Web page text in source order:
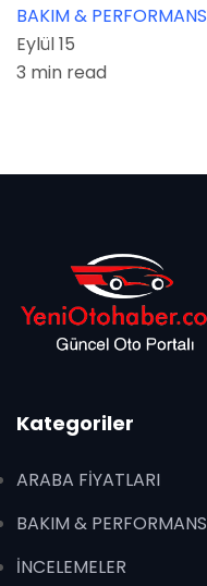
BAKIM & PERFORMANS
Eylül 15
3 min read
Kategoriler
ARABA FİYATLARI
BAKIM & PERFORMANS
İNCELEMELER